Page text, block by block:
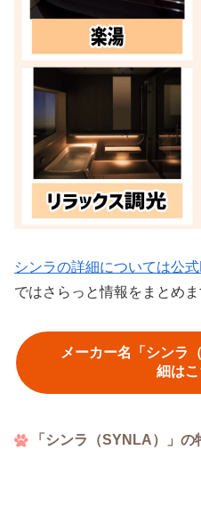
シンラの詳細については公
ではさらっと情報をまとめま
メーカー名「シンラ
細はこ
「シンラ（SYNLA）」の